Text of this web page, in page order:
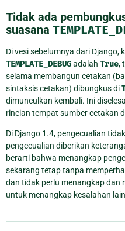
Tidak ada
suasana
Di vesi sebelumnya dari Django,
TEMPLATE_DEBUGadalah True,
selama membangun cetakan
sintaksis cetakan) dibungkus di
dimunculkan kembali. Ini
rincian tempat sumber cetakan
Di Django 1.4, pengecualian
pengecualian diberikan
berarti bahwa menangkap
sekarang tetap tanpa
dan tidak perlu menangkap dan
untuk menangkap kesalahan